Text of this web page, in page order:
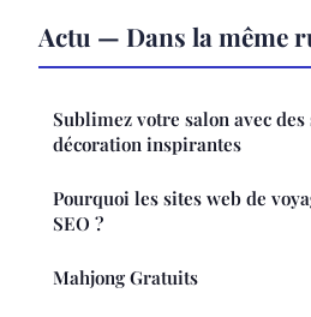
Actu — Dans la même
Sublimez votre salon avec des
décoration inspirantes
Pourquoi les sites web de
SEO ?
Mahjong Gratuits